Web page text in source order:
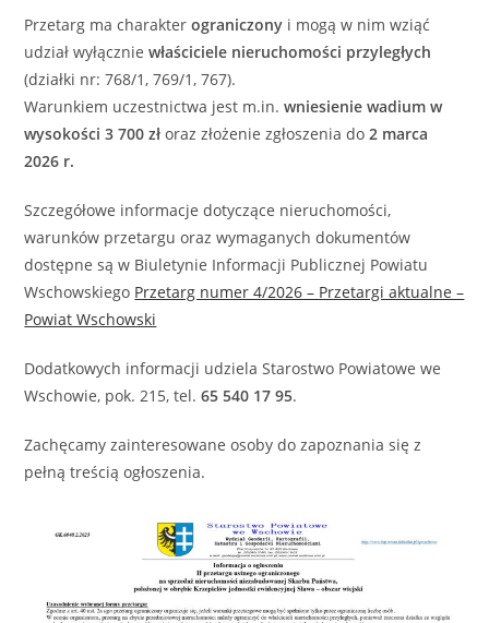
Przetarg ma charakterograniczony i mogą w nim wziąć
udział wyłączniewłaściciele nieruchomości przyległych
(działki nr: 768/1, 769/1, 767).
Warunkiem uczestnictwa jest m.in.wniesienie wadium w
wysokości 3 700 zł oraz złożenie zgłoszenia do2 marca
2026 r.
Szczegółowe informacje dotyczące nieruchomości,
warunków przetargu oraz wymaganych dokumentów
dostępne są w Biuletynie Informacji Publicznej Powiatu
Wschowskiego Przetarg numer 4/2026 – Przetargi aktualne –
Powiat Wschowski
Dodatkowych informacji udziela Starostwo Powiatowe we
Wschowie, pok. 215, tel.65 540 17 95.
Zachęcamy zainteresowane osoby do zapoznania się z
pełną treścią ogłoszenia.